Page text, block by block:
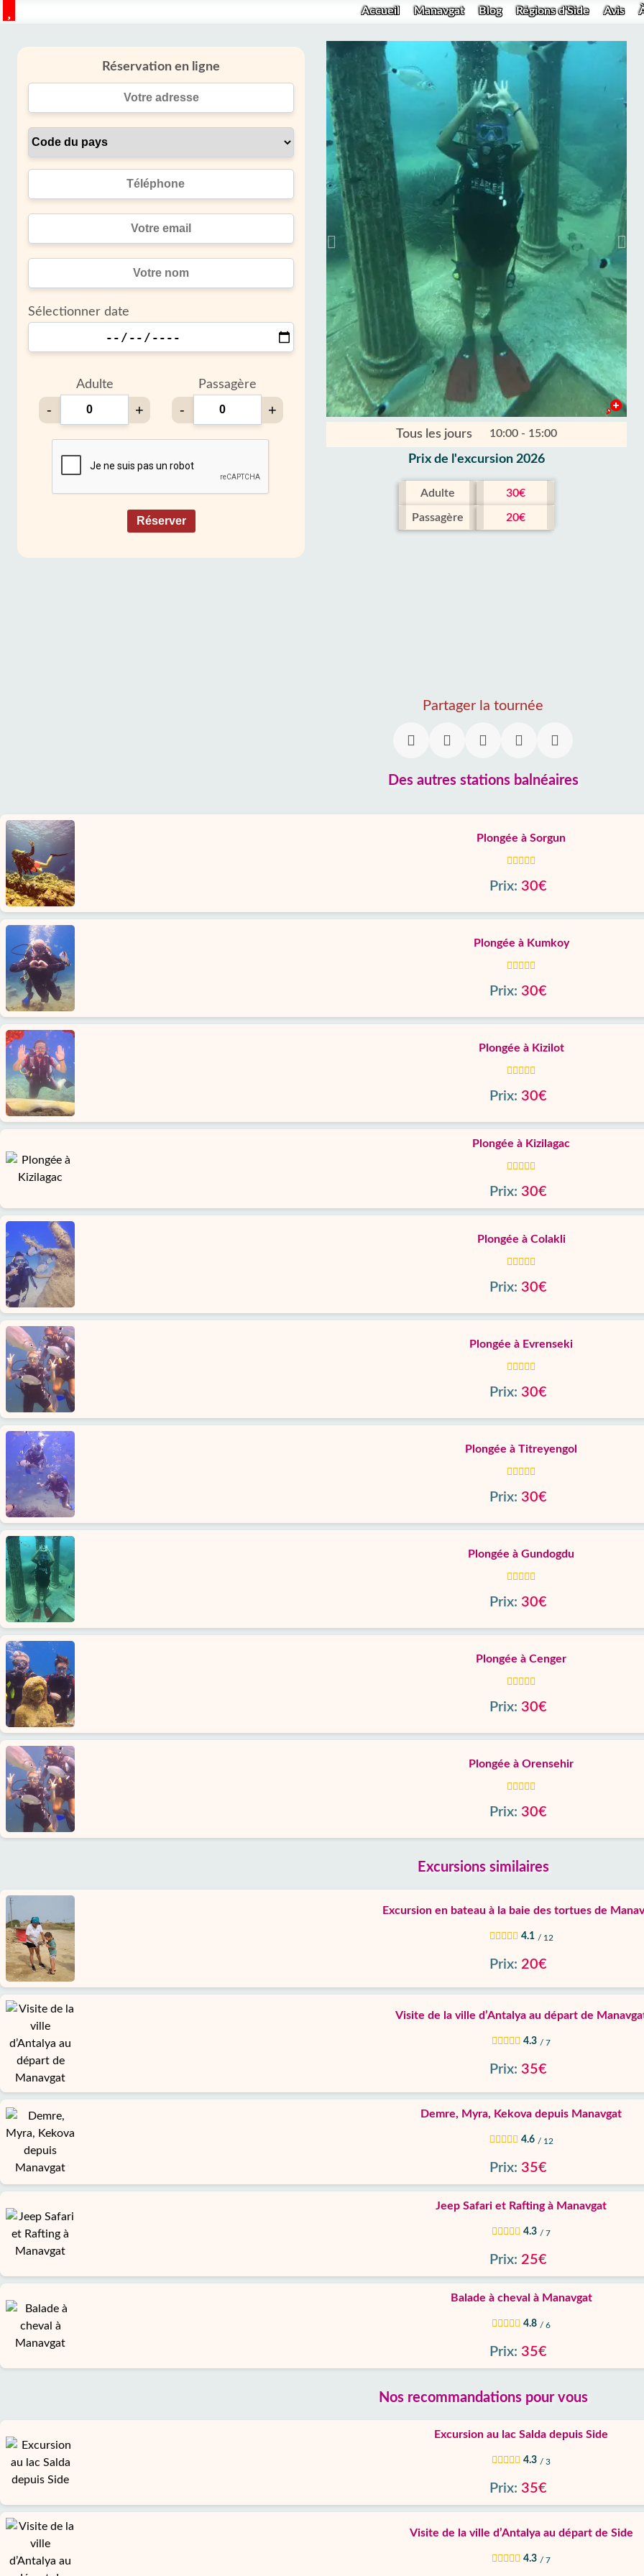
Accueil Manavgat Blog Régions d'Side Avis
Tous les jours 10:00 - 15:00
Prix ​​de l'excursion 2026
Adulte 30€
Passagère 20€
Réservation en ligne
Sélectionner date
Adulte
- +
Passagère
- +
Réserver
Partager la tournée
Des autres stations balnéaires
Plongée à Sorgun
Prix: 30€
Plongée à Kumkoy
Prix: 30€
Plongée à Kizilot
Prix: 30€
Plongée à Kizilagac
Prix: 30€
Plongée à Colakli
Prix: 30€
Plongée à Evrenseki
Prix: 30€
Plongée à Titreyengol
Prix: 30€
Plongée à Gundogdu
Prix: 30€
Plongée à Cenger
Prix: 30€
Plongée à Orensehir
Prix: 30€
Excursions similaires
Excursion en bateau à la baie des tortues de
4.1 / 12
Prix: 20€
Visite de la ville d’Antalya au départ de
4.3 / 7
Prix: 35€
Demre, Myra, Kekova depuis Manavgat
4.6 / 12
Prix: 35€
Jeep Safari et Rafting à Manavgat
4.3 / 7
Prix: 25€
Balade à cheval à Manavgat
4.8 / 6
Prix: 35€
Nos recommandations pour vous
Excursion au lac Salda depuis Side
4.3 / 3
Prix: 35€
Visite de la ville d’Antalya au départ de Side
4.3 / 7